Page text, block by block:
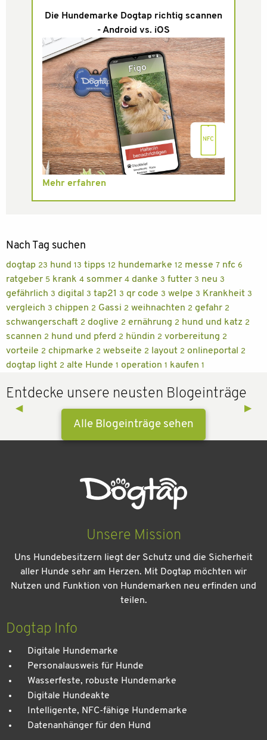
Die Hundemarke Dogtap richtig scannen
- Android vs. iOS
Mehr erfahren
Nach Tag suchen
dogtap 23 hund 13 tipps 12 hundemarke 12 messe 7 nfc 6
ratgeber 5 krank 4 sommer 4 danke 3 futter 3 neu 3
gefährlich 3 digital 3 tap21 3 qr code 3 welpe 3 Krankheit 3
vergleich 3 chippen 2 Gassi 2 weihnachten 2 gefahr 2
schwangerschaft 2 doglive 2 ernährung 2 hund und katz 2
scannen 2 hund und pferd 2 hündin 2 vorbereitung 2
vorteile 2 chipmarke 2 webseite 2 layout 2 onlineportal 2
dogtap light 2 alte Hunde 1 operation 1 kaufen 1
Entdecke unsere neusten Blogeinträge
Previous Slide
◀︎ Next
▶︎
Kein Urlaub ohne meinen Hund: Leitfaden für einen
Alle Blogeinträge sehen
Unsere Mission
Uns Hundebesitzern liegt der Schutz und die Sicherheit
aller Hunde sehr am Herzen. Mit Dogtap möchten wir
Nutzen und Funktion von Hundemarken neu erfinden und
teilen.
Dogtap Info
Digitale Hundemarke
Personalausweis für Hunde
Wasserfeste, robuste Hundemarke
Digitale Hundeakte
Intelligente, NFC-fähige Hundemarke
Datenanhänger für den Hund